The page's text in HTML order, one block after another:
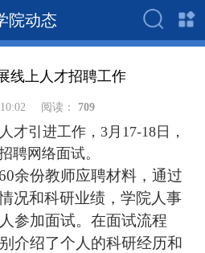
院动态
线上人才招聘工作
阅读： 709
才引进工作，3月17-18日，
聘网络面试。
余份教师应聘材料，通过
况和科研业绩，学院人事
参加面试。在面试流程
介绍了个人的科研经历和